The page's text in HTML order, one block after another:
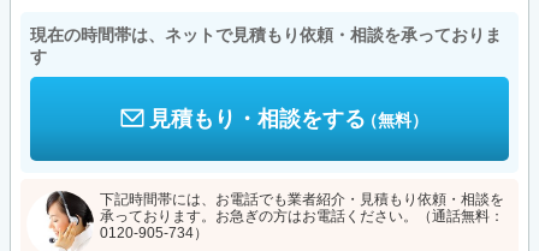
現在の時間帯は、ネットで見積もり依頼・相談を承っておりま
す
見積もり・相談をする（無料）
下記時間帯には、お電話でも業者紹介・見積もり依頼・相談を
承っております。お急ぎの方はお電話ください。（通話無料：
0120-905-734）